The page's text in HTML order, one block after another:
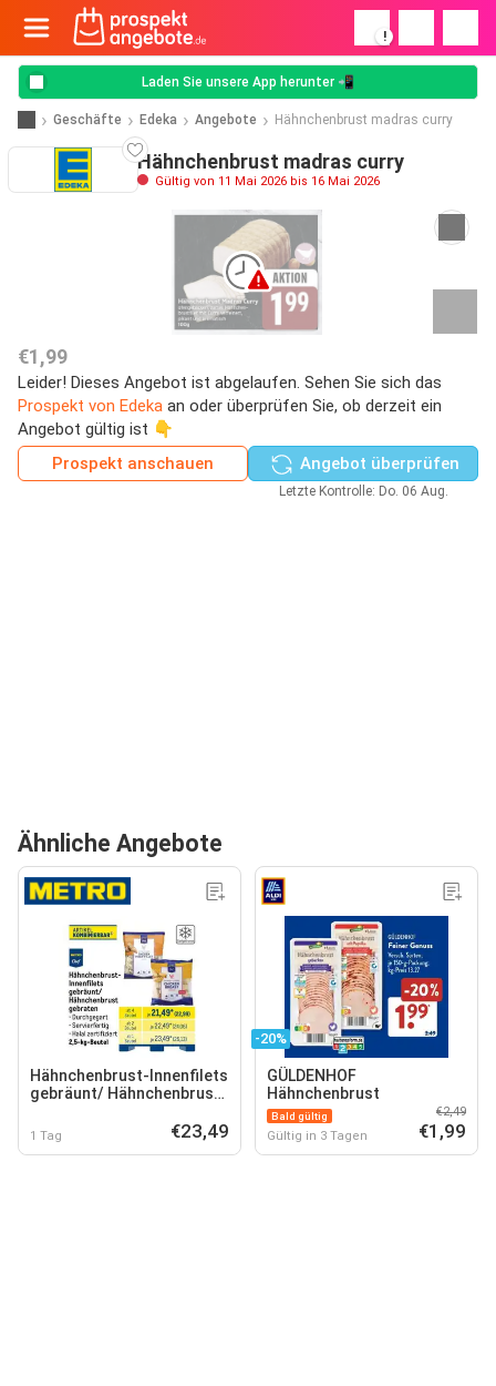
!
Laden Sie unsere App herunter 📲
Geschäfte Edeka Angebote Hähnchenbrust madras curry
Hähnchenbrust madras curry
Gültig von 11 Mai 2026 bis 16 Mai 2026
€1,99
Leider! Dieses Angebot ist abgelaufen. Sehen Sie sich das
Prospekt von Edeka an oder überprüfen Sie, ob derzeit ein
Angebot gültig ist 👇
Prospekt anschauen
Angebot überprüfen
Letzte Kontrolle: Do. 06 Aug.
Ähnliche Angebote
Hähnchenbrust-Innenfilets
gebräunt/ Hähnchenbrust
1 Tag €23,49
-20%
GÜLDENHOF
Hähnchenbrust
Bald gültig
Gültig in 3 Tagen
€2,49
€1,99